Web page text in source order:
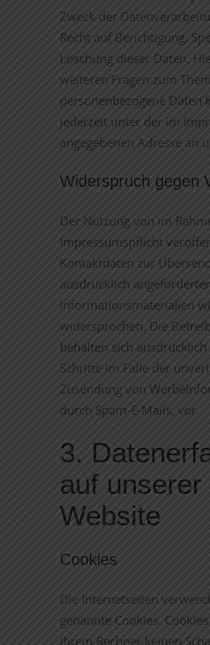
Zweck der
Recht auf Berichtigung,
Löschung dieser Daten.
weiteren Fragen zum
personenbezogene Daten
jederzeit unter der im
angegebenen Adresse an
Widerspruch gegen
Der Nutzung von im
Impressumspflicht
Kontaktdaten zur
ausdrücklich
Informationsmaterialien
widersprochen. Die
behalten sich
Schritte im Falle der
Zusendung von
durch Spam-E-Mails, vor.
3.
auf unserer
Website
Cookies
Die Internetseiten
genannte Cookies.
Ihrem Rechner keinen